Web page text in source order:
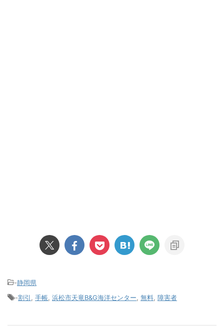
-静岡県
-割引 手帳 浜松市天竜B&G海洋センター 無料 障害者